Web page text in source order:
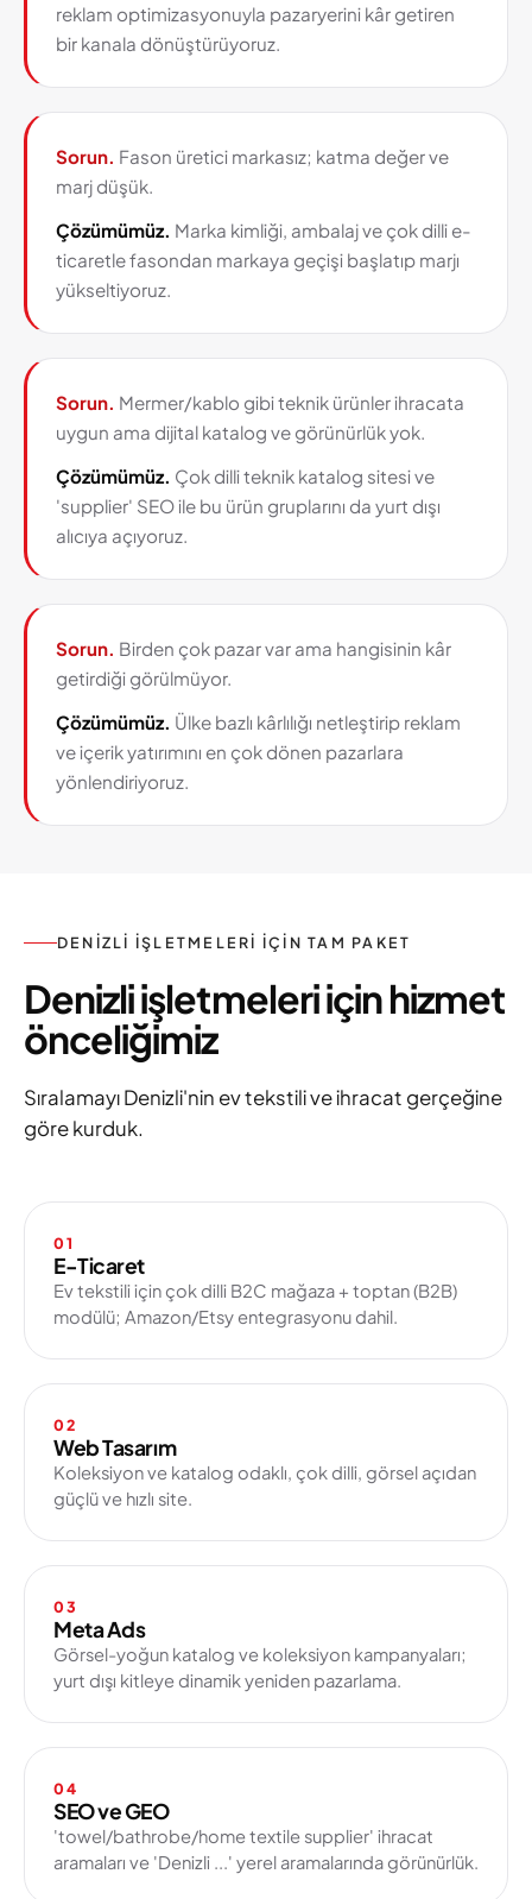
reklam optimizasyonuyla pazaryerini kâr getiren
bir kanala dönüştürüyoruz.
Sorun. Fason üretici markasız; katma değer ve
marj düşük.
Çözümümüz. Marka kimliği, ambalaj ve çok dilli e-
ticaretle fasondan markaya geçişi başlatıp marjı
yükseltiyoruz.
Sorun. Mermer/kablo gibi teknik ürünler ihracata
uygun ama dijital katalog ve görünürlük yok.
Çözümümüz. Çok dilli teknik katalog sitesi ve
'supplier' SEO ile bu ürün gruplarını da yurt dışı
alıcıya açıyoruz.
Sorun. Birden çok pazar var ama hangisinin kâr
getirdiği görülmüyor.
Çözümümüz. Ülke bazlı kârlılığı netleştirip reklam
ve içerik yatırımını en çok dönen pazarlara
yönlendiriyoruz.
DENIZLI IŞLETMELERI IÇIN TAM PAKET
Denizli işletmeleri için hizmet
önceliğimiz
Sıralamayı Denizli'nin ev tekstili ve ihracat gerçeğine
göre kurduk.
01
E-Ticaret
Ev tekstili için çok dilli B2C mağaza + toptan (B2B)
modülü; Amazon/Etsy entegrasyonu dahil.
02
Web Tasarım
Koleksiyon ve katalog odaklı, çok dilli, görsel açıdan
güçlü ve hızlı site.
03
Meta Ads
Görsel-yoğun katalog ve koleksiyon kampanyaları;
yurt dışı kitleye dinamik yeniden pazarlama.
04
SEO ve GEO
'towel/bathrobe/home textile supplier' ihracat
aramaları ve 'Denizli ...' yerel aramalarında görünürlük.